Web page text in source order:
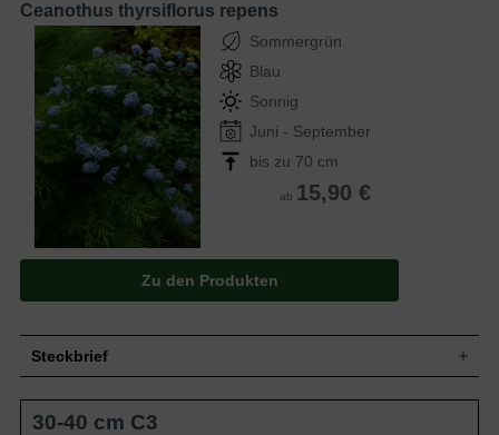
Ceanothus thyrsiflorus repens
Sommergrün
Blau
Sonnig
Juni - September
bis zu 70 cm
ab 15,90 €
Zu den Produkten
Steckbrief
Wuchs
Niedrigwachsender Strauch, breitbuschig
und kompakt, bis zu 70 cm hoch und 80
30-40 cm C3